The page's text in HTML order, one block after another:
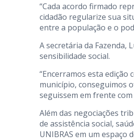
“Cada acordo firmado
cidadão regularize sua
entre a população e o
A secretária da Fazenda,
sensibilidade social.
“Encerramos esta
município, conseguimos
seguissem em frente
Além das negociações
de assistência social,
UNIBRAS em um espaço